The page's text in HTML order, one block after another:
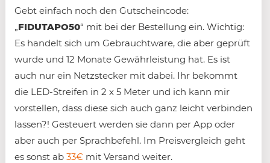
Gebt einfach noch den Gutscheincode:
„FIDUTAPO50“ mit bei der Bestellung ein. Wichtig:
Es handelt sich um Gebrauchtware, die aber geprüft
wurde und 12 Monate Gewährleistung hat. Es ist
auch nur ein Netzstecker mit dabei. Ihr bekommt
die LED-Streifen in 2 x 5 Meter und ich kann mir
vorstellen, dass diese sich auch ganz leicht verbinden
lassen?! Gesteuert werden sie dann per App oder
aber auch per Sprachbefehl. Im Preisvergleich geht
es sonst ab 33€ mit Versand weiter.